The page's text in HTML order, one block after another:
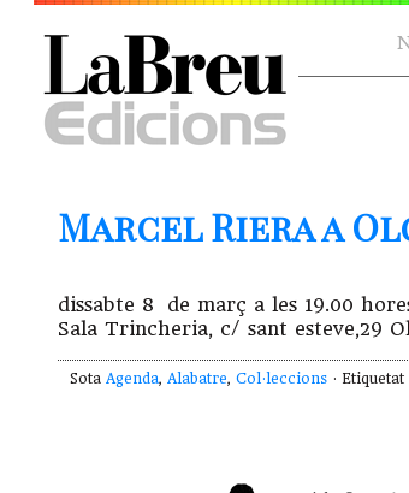
Marcel Riera a
dissabte 8 de març a les 19.00
Sala Trincheria, c/ sant esteve,29
Sota Agenda, Alabatre, Col·leccions · Etiquetat